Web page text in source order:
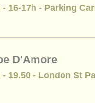
16-17h - Parking
D'Amore
19.50 - London St